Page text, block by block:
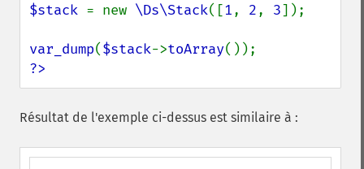
$stack = new \Ds\Stack([1, 2, 3]);
var_dump($stack->toArray
?>
Résultat de l'exemple ci-dessus est similaire à :